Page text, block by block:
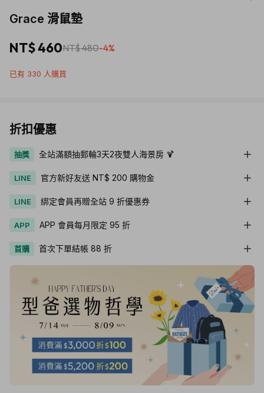
Grace 滑鼠墊
NT$ 460NT$ 480-4%
已有 330 人購買
折扣優惠
抽獎 全站滿額抽郵輪3天2夜雙人海景房 🍹
LINE 官方新好友送 NT$ 200 購物金
LINE 綁定會員再贈全站 9 折優惠券
APP APP 會員每月限定 95 折
首購 首次下單結帳 88 折